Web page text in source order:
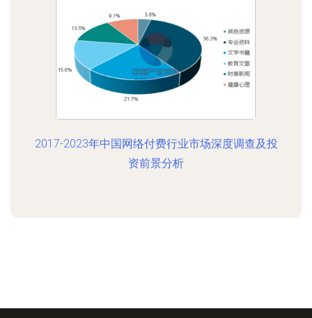
2017-2023年中国网络付费行业市场深度调查及投
资前景分析